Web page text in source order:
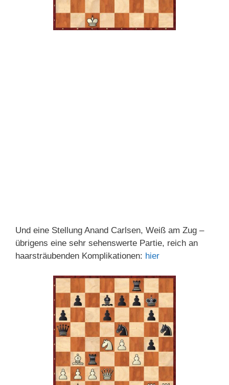
Und eine Stellung Anand Carlsen, Weiß am Zug –
übrigens eine sehr sehenswerte Partie, reich an
haarsträubenden Komplikationen: hier